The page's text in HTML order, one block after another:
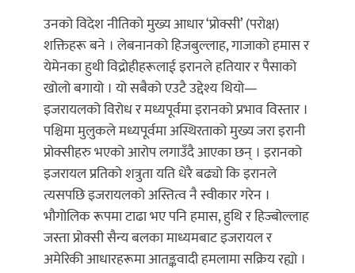
उनको विदेश नीतिको मुख्य आधार ‘प्रोक्सी’ (परोक्ष)
शक्तिहरू बने । लेबनानको हिजबुल्लाह, गाजाको हमास र
येमेनका हुथी विद्रोहीहरूलाई इरानले हतियार र पैसाको
खोलो बगायो । यो सबैको एउटै उद्देश्य थियो—
इजरायलको विरोध र मध्यपूर्वमा इरानको प्रभाव विस्तार ।
पश्चिमा मुलुकले मध्यपूर्वमा अस्थिरताको मुख्य जरा इरानी
प्रोक्सीहरु भएको आरोप लगाउँदै आएका छन् । इरानको
इजरायल प्रतिको शत्रुता यति धेरै बढ्यो कि इरानले
त्यसपछि इजरायलको अस्तित्व नै स्वीकार गरेन ।
भौगोलिक रूपमा टाढा भए पनि हमास, हुथि र हिज्बोल्लाह
जस्ता प्रोक्सी सैन्य बलका माध्यमबाट इजरायल र
अमेरिकी आधारहरूमा आतङ्कवादी हमलामा सक्रिय रह्यो ।